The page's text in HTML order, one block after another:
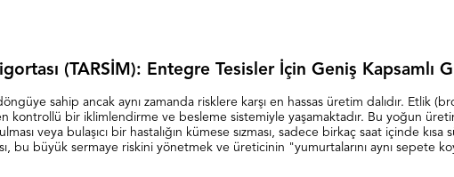
(TARSİM): Entegre Tesisler İçin Geniş Kapsamlı
sahip ancak aynı zamanda risklere karşı en hassas üretim dalıdır.
kontrollü bir iklimlendirme ve besleme sistemiyle yaşamaktadır. Bu yoğun
veya bulaşıcı bir hastalığın kümese sızması, sadece birkaç saat içinde
bu büyük sermaye riskini yönetmek ve üreticinin "yumurtalarını aynı sepete